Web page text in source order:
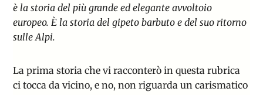
è la storia del più grande ed elegante avvoltoio
europeo. È la storia del gipeto barbuto e del suo ritorno
sulle Alpi.
La prima storia che vi racconterò in questa rubrica
ci tocca da vicino, e no, non riguarda un carismatico